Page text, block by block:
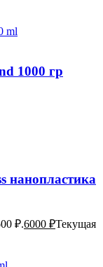
1000 гр
нанопластика
₽.6000 ₽Текущая